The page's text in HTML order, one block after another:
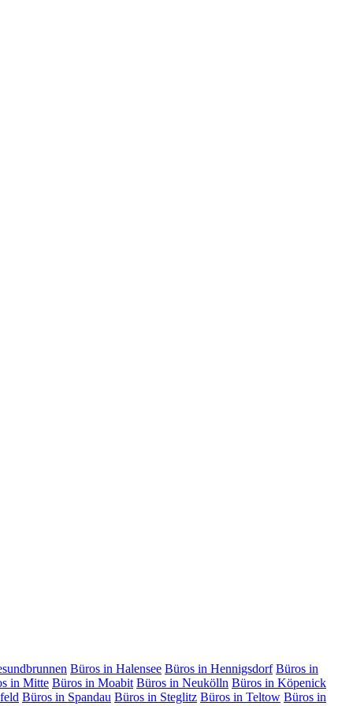
Büros in Halensee Büros in Hennigsdorf Büros in
in Mitte Büros in Moabit Büros in Neukölln Büros in Köpenick
Büros in Spandau Büros in Steglitz Büros in Teltow Büros in